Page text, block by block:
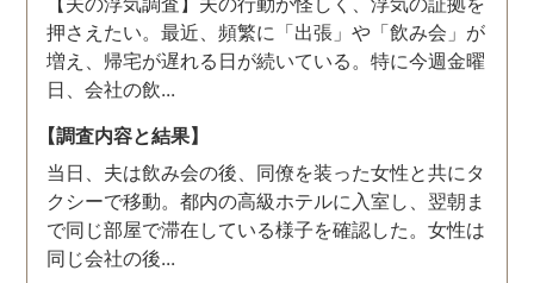
押さえたい。最近、頻繁に「出張」や「飲み会」が
増え、帰宅が遅れる日が続いている。特に今週金曜
日、会社の飲...
【調査内容と結果】
当日、夫は飲み会の後、同僚を装った女性と共にタ
クシーで移動。都内の高級ホテルに入室し、翌朝ま
で同じ部屋で滞在している様子を確認した。女性は
同じ会社の後...